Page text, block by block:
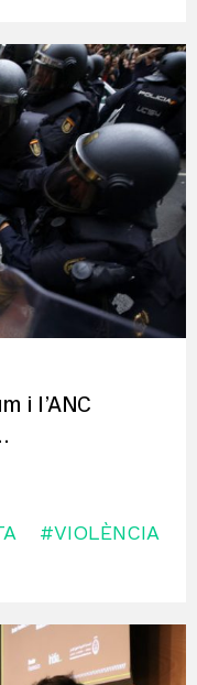
i l’ANC
#VIOLÈNCIA